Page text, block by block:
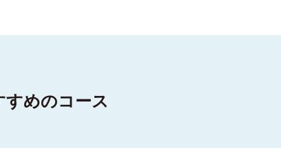
すめのコース